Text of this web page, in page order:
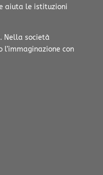
aiuta le istituzioni
Nella società
con